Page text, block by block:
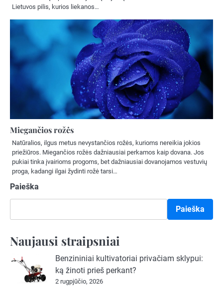
Lietuvos pilis, kurios liekanos…
Miegančios rožės
Natūralios, ilgus metus nevystančios rožės, kurioms nereikia jokios
priežiūros. Miegančios rožės dažniausiai perkamos kaip dovana. Jos
pukiai tinka įvairioms progoms, bet dažniausiai dovanojamos vestuvių
proga, kadangi ilgai žydinti rožė tarsi…
Paieška
Paieška
Naujausi straipsniai
Benzininiai kultivatoriai privačiam sklypui:
ką žinoti prieš perkant?
2 rugpjūčio, 2026